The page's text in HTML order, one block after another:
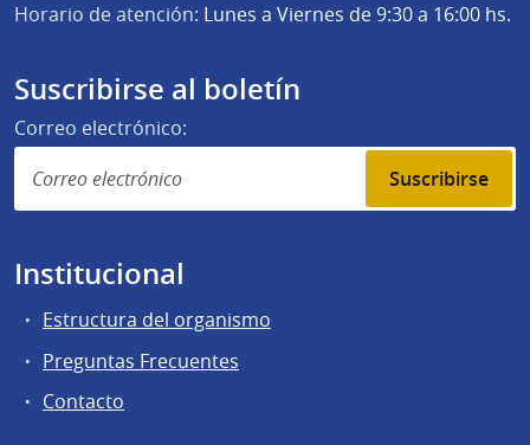
Horario de atención: Lunes a Viernes de 9:30 a 16:00 hs.
Suscribirse al boletín
Correo electrónico:
Suscribirse
Institucional
Estructura del organismo
Preguntas Frecuentes
Contacto